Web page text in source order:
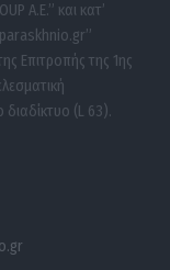
A.E.” και κατ’
Επιτροπής της 1ης
(L 63).